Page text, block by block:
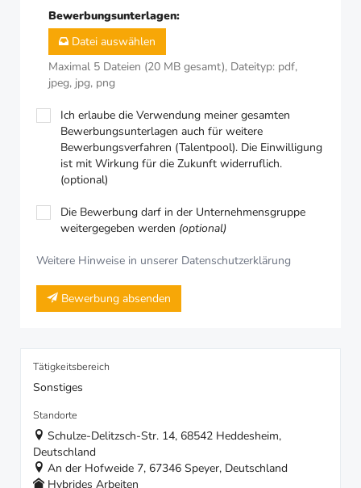
Bewerbungsunterlagen:
Datei auswählen
Maximal 5 Dateien (20 MB gesamt), Dateityp: pdf,
jpeg, jpg, png
Ich erlaube die Verwendung meiner gesamten
Bewerbungsunterlagen auch für weitere
Bewerbungsverfahren (Talentpool). Die Einwilligung
ist mit Wirkung für die Zukunft widerruflich.
(optional)
Die Bewerbung darf in der Unternehmensgruppe
weitergegeben werden (optional)
Weitere Hinweise in unserer Datenschutzerklärung
Bewerbung absenden
Tätigkeitsbereich
Sonstiges
Standorte
Schulze-Delitzsch-Str. 14, 68542 Heddesheim,
Deutschland
An der Hofweide 7, 67346 Speyer, Deutschland
Hybrides Arbeiten